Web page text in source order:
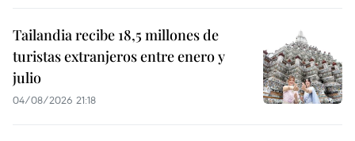
Tailandia recibe 18,5 millones de
turistas extranjeros entre enero y
julio
04/08/2026 21:18